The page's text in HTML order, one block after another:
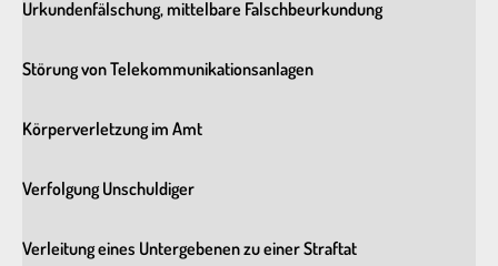
Urkundenfälschung, mittelbare Falschbeurkundung
Störung von Telekommunikationsanlagen
Körperverletzung im Amt
Verfolgung Unschuldiger
Verleitung eines Untergebenen zu einer Straftat